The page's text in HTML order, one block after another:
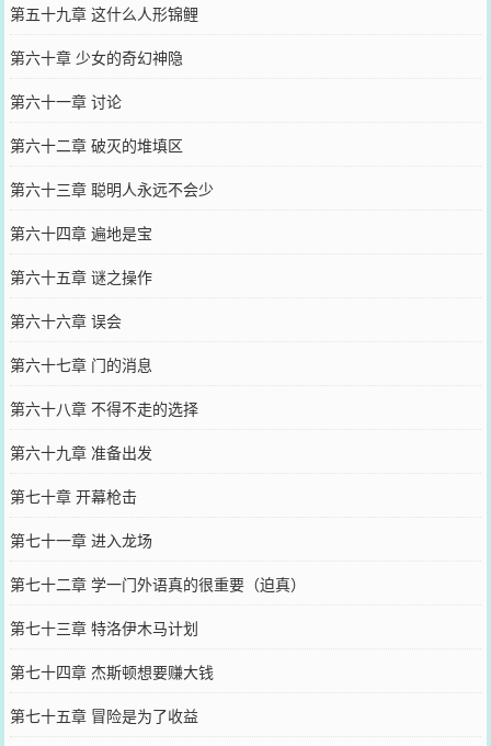
第五十九章 这什么人形锦鲤
第六十章 少女的奇幻神隐
第六十一章 讨论
第六十二章 破灭的堆填区
第六十三章 聪明人永远不会少
第六十四章 遍地是宝
第六十五章 谜之操作
第六十六章 误会
第六十七章 门的消息
第六十八章 不得不走的选择
第六十九章 准备出发
第七十章 开幕枪击
第七十一章 进入龙场
第七十二章 学一门外语真的很重要（迫真）
第七十三章 特洛伊木马计划
第七十四章 杰斯顿想要赚大钱
第七十五章 冒险是为了收益